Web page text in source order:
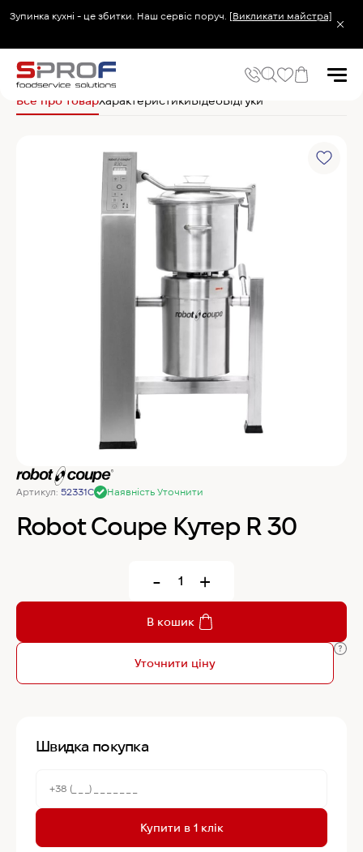
Зупинка кухні - це збитки. Наш сервіс поруч. [Викликати майстра]
Печі та пароконвектомати
Холодильне та Морозильне обладнання
Хімія для пароконвектоматів
Хімія для посудомийних машин
MyChef Пароконвекційна піч Cook Master 6
IRINOX Холодильна шафа N*ICE
Rational Пароконвекційна піч газова iCombi
Головна Електромеханічне обладнання Robot Coupe Кутер R 30
Все про товарХарактеристикиВідеоВідгуки
Артикул: 52331C Наявність Уточнити
Robot Coupe Кутер R 30
- +
В кошик
Уточнити ціну
Швидка покупка
Купити в 1 клік